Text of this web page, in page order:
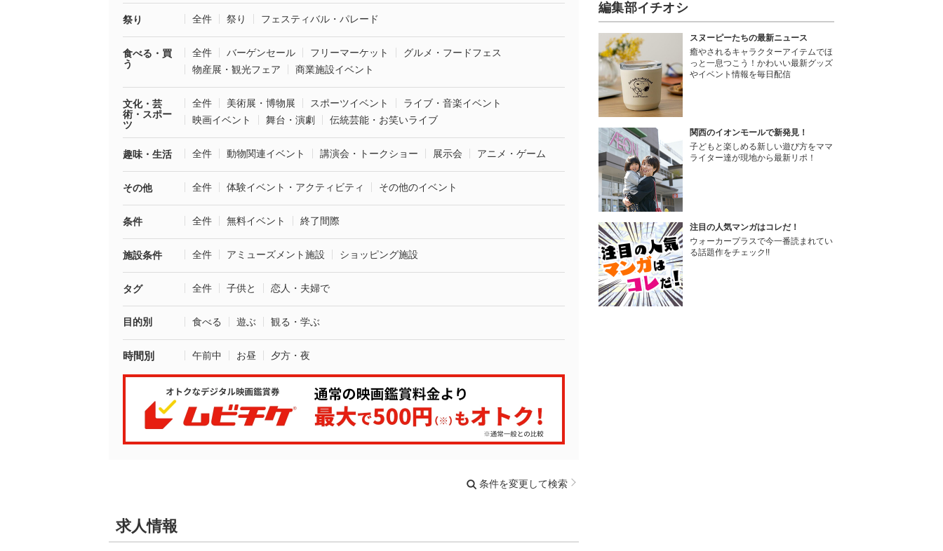
祭り 全件 祭り フェスティバル・パレード
食べる・買
う
全件 バーゲンセール フリーマーケット
グルメ・フードフェス
物産展・観光フェア
商業施設イベント
文化・芸
術・スポー
ツ
全件 美術展・博物展 スポーツイベント
ライブ・音楽イベント
映画イベント
舞台・演劇 伝統芸能・お笑いライブ
趣味・生活 全件 動物関連イベント 講演会・トークショー 展示会 アニメ・ゲーム
その他 全件 体験イベント・アクティビティ その他のイベント
条件 全件 無料イベント 終了間際
施設条件 全件 アミューズメント施設 ショッピング施設
タグ 全件 子供と 恋人・夫婦で
目的別 食べる 遊ぶ 観る・学ぶ
時間別 午前中 お昼 夕方・夜
条件を変更して検索
求人情報
編集部イチオシ
スヌーピーたちの最新ニュース
癒やされるキャラクターアイテムでほ
っと一息つこう！かわいい最新グッズ
やイベント情報を毎日配信
関西のイオンモールで新発見！
子どもと楽しめる新しい遊び方をママ
ライター達が現地から最新リポ！
注目の人気マンガはコレだ！
ウォーカープラスで今一番読まれてい
る話題作をチェック!!